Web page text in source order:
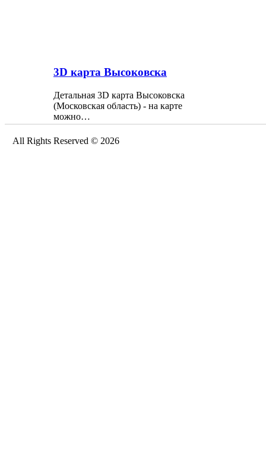
3D карта Высоковска
Детальная 3D карта Высоковска
(Московская область) - на карте
можно…
All Rights Reserved © 2026